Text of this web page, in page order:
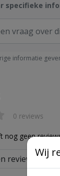
specifieke
informatie
0 reviews
nog geen
review
Wij